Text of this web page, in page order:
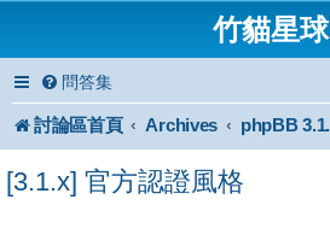
竹貓星球
問答集
討論區首頁 Archives
[3.1.x] 官方認證風格